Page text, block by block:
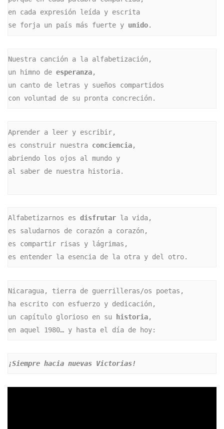
en cada expresión leída y escrita
se forja un país más fuerte y unido.
Nuestra canción a la alfabetización,
un himno de esperanza,
un canto de letras y sueños compartidos
con voluntad de su pronta concreción.
Aprender a leer y escribir,
es construir nuestra conciencia,
abriendo los ojos al mundo y
al saber de nuestra historia.
Alfabetizarnos es disfrutar la vida,
es saludarnos de corazón a corazón,
es compartir risas y lágrimas,
es entender la esencia de la otra y del otro.
Nicaragua, tierra de guerrilleras/os poetas,
ha escrito con esfuerzo y dedicación,
un capítulo glorioso en su
historia,
en aquel 1980… y hasta el día de hoy:
¡Siempre hacia nuevas Victorias!